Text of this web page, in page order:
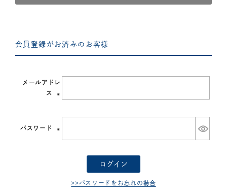
会員登録がお済みのお客様
メールアドレ
ス
須)
パスワード
(必
ログイン
>>パスワードをお忘れの場合